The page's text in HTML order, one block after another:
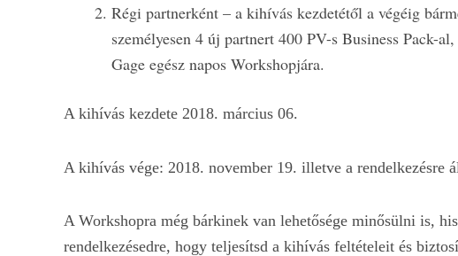
Régi partnerként – a kihívás kezdetétől a végéig
személyesen 4 új partnert 400 PV-s Business Pack-
Gage egész napos Workshopjára.
A kihívás kezdete 2018. március 06.
A kihívás vége: 2018. november 19. illetve a rendelkezésre
A Workshopra még bárkinek van lehetősége minősülni is,
rendelkezésedre, hogy teljesítsd a kihívás feltételeit és